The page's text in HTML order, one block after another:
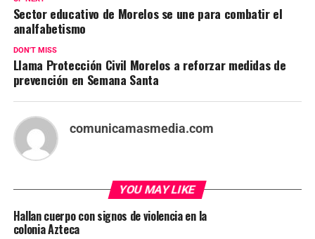
Sector educativo de Morelos se une para combatir el
analfabetismo
DON'T MISS
Llama Protección Civil Morelos a reforzar medidas de
prevención en Semana Santa
comunicamasmedia.com
YOU MAY LIKE
Hallan cuerpo con signos de violencia en la
colonia Azteca